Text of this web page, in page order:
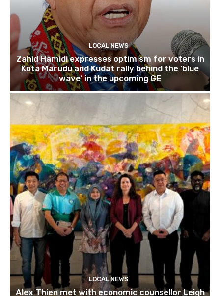
LOCAL NEWS
Zahid Hamidi expresses optimism for voters in
Kota Marudu and Kudat rally behind the ‘blue
wave’ in the upcoming GE
LOCAL NEWS
Alex Thien met with economic counsellor Leigh